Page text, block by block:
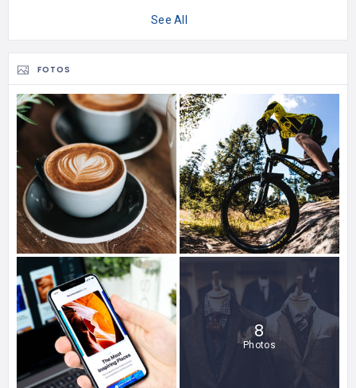
See All
FOTOS
8
Photos